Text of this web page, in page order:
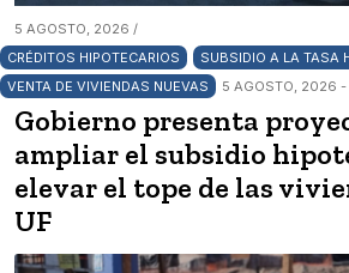
5 AGOSTO, 2026 /
CRÉDITOS HIPOTECARIOS
SUBSIDIO A LA TASA
VENTA DE VIVIENDAS NUEVAS
5 AGOSTO, 2026 -
Gobierno presenta
ampliar el subsidio
elevar el tope de las
UF